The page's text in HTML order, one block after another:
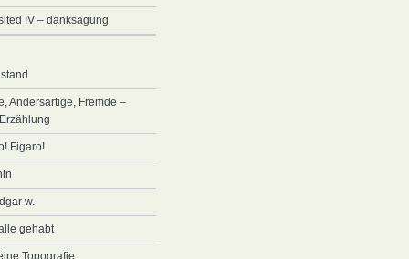
IV – danksagung
Andersartige, Fremde –
Figaro!
w.
gehabt
Topografie